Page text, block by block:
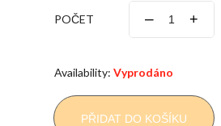
POČET – +
Availability: Vyprodáno
PŘIDAT DO KOŠÍKU